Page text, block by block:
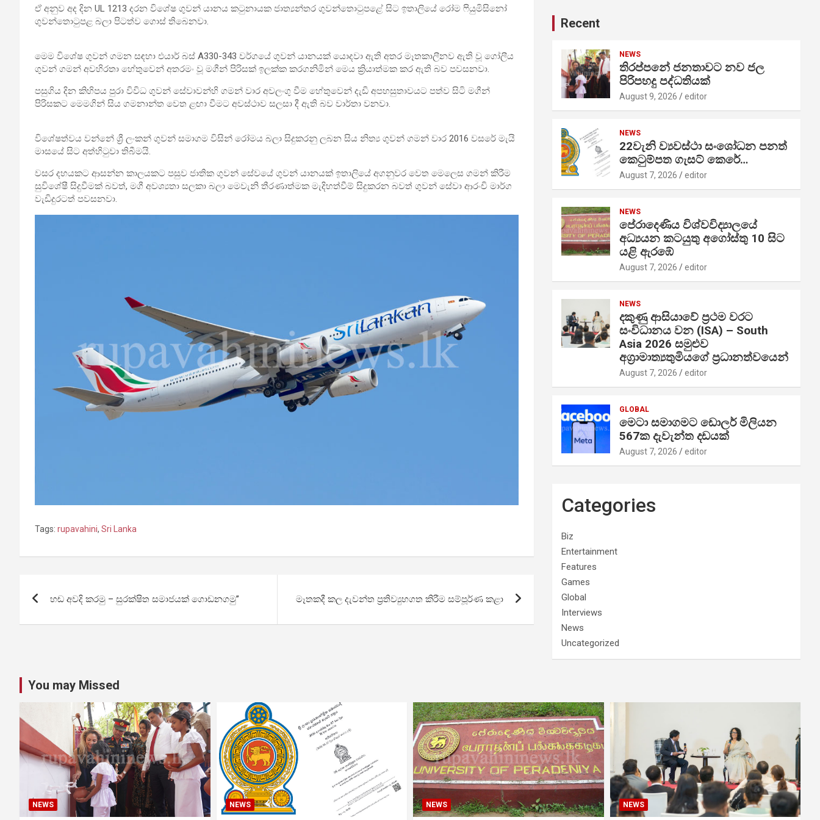
ඒ අනුව අද දින UL 1213 දරන විශේෂ ගුවන් යානය කටුනායක ජාත්‍යන්තර ගුවන්තොටුපළේ සිට ඉතාලියේ රෝම ෆියුමිසිනෝ
ගුවන්තොටුපළ බලා පිටත්ව ගොස් තිබෙනවා.
​මෙම විශේෂ ගුවන් ගමන සඳහා එයාර් බස් A330-343 වර්ගයේ ගුවන් යානයක් යොදවා ඇති අතර මෑතකාලීනව ඇති වූ ගෝලීය
ගුවන් ගමන් අවහිරතා හේතුවෙන් අතරමං වූ මගීන් පිරිසක් ඉලක්ක කරගනිමින් මෙය ක්‍රියාත්මක කර ඇති බව පවසනවා.
පසුගිය දින කිහිපය පුරා විවිධ ගුවන් සේවාවන්හි ගමන් වාර අවලංගු වීම හේතුවෙන් දැඩි අපහසුතාවයට පත්ව සිටි මගීන්
පිරිසකට මෙමගින් සිය ගමනාන්ත වෙත ළඟා වීමට අවස්ථාව සලසා දී ඇති බව වාර්තා වනවා.
​විශේෂත්වය වන්නේ ශ්‍රී ලංකන් ගුවන් සමාගම විසින් රෝමය බලා සිදුකරනු ලබන සිය නිත්‍ය ගුවන් ගමන් වාර 2016 වසරේ මැයි
මාසයේ සිට අත්හිටුවා තිබීමයි.
වසර දහයකට ආසන්න කාලයකට පසුව ජාතික ගුවන් සේවයේ ගුවන් යානයක් ඉතාලියේ අගනුවර වෙත මෙලෙස ගමන් කිරීම
සුවිශේෂී සිදුවීමක් බවත්, මගී අවශ්‍යතා සලකා බලා මෙවැනි තීරණාත්මක මැදිහත්වීම් සිදුකරන බවත් ගුවන් සේවා ආරංචි මාර්ග
වැඩිදුරටත් පවසනවා.
Tags: rupavahini, Sri Lanka
navigation
හඬ අවදි කරමු – සුරක්ෂිත සමාජයක් ගොඩනගමු” මෑතකදී කල දැවන්ත ප්‍රතිව්‍යුහගත කිරීම සම්පූර්ණ කළා
Recent
NEWS
තිරප්පනේ ජනතාවට නව ජල
පිරිපහදු පද්ධතියක්
August 9, 2026 editor
NEWS
22වැනි ව්‍යවස්ථා සංශෝධන පනත්
කෙටුම්පත ගැසට් කෙරේ…
August 7, 2026 editor
NEWS
පේරාදෙණිය විශ්වවිද්‍යාලයේ
අධ්‍යයන කටයුතු අගෝස්තු 10 සිට
යළි ඇරඹේ
August 7, 2026 editor
NEWS
දකුණු ආසියාවේ ප්‍රථම වරට
සංවිධානය වන (ISA) – South
Asia 2026 සමුළුව
අග්‍රාමාත්‍යතුමියගේ ප්‍රධානත්වයෙන්
August 7, 2026 editor
GLOBAL
මෙටා සමාගමට ඩොලර් මිලියන
567ක දැවැන්ත දඩයක්
August 7, 2026 editor
Categories
Biz
Entertainment
Features
Games
Global
Interviews
News
Uncategorized
You may Missed
NEWS NEWS NEWS NEWS